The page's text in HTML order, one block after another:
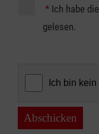
* Ich habe die
gelesen.
Abschicken